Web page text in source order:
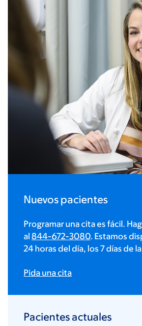
Nuevos pacientes
Programar una cita es fácil.
al 844-672-3080. Estamos
24 horas del día, los 7 días de
Pida una cita
Pacientes actuales